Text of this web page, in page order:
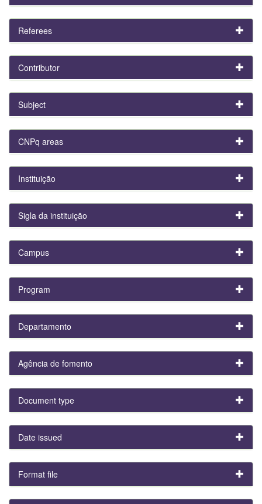
Referees
Contributor
Subject
CNPq areas
Instituição
Sigla da instituição
Campus
Program
Departamento
Agência de fomento
Document type
Date issued
Format file